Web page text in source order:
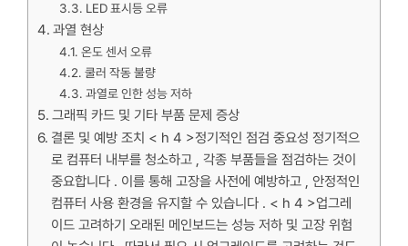
LED 표시등 오류
과열 현상
온도 센서 오류
쿨러 작동 불량
과열로 인한 성능 저하
그래픽 카드 및 기타 부품 문제 증상
결론 및 예방 조치 < h 4 >정기적인 점검 중요성 정기적으
로 컴퓨터 내부를 청소하고 , 각종 부품들을 점검하는 것이
중요합니다 . 이를 통해 고장을 사전에 예방하고 , 안정적인
컴퓨터 사용 환경을 유지할 수 있습니다 . < h 4 >업그레
이드 고려하기 오래된 메인보드는 성능 저하 및 고장 위험